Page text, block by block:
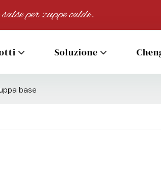
per zuppe calde.
Soluzione
base